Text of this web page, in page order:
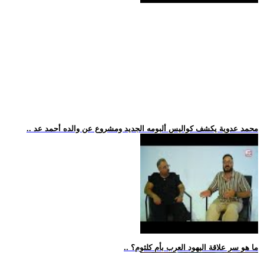
.. محمد عدوية يكشف كواليس ألبومه الجديد ومشروع عن والده أحمد عد
.. ما هو سر علاقة اليهود العرب بأم كلثوم؟